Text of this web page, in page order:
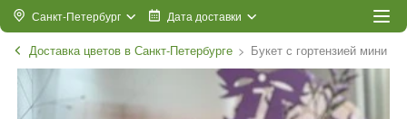
Санкт-Петербург Дата доставки
Доставка цветов в Санкт-Петербурге Букет с гортензией мини